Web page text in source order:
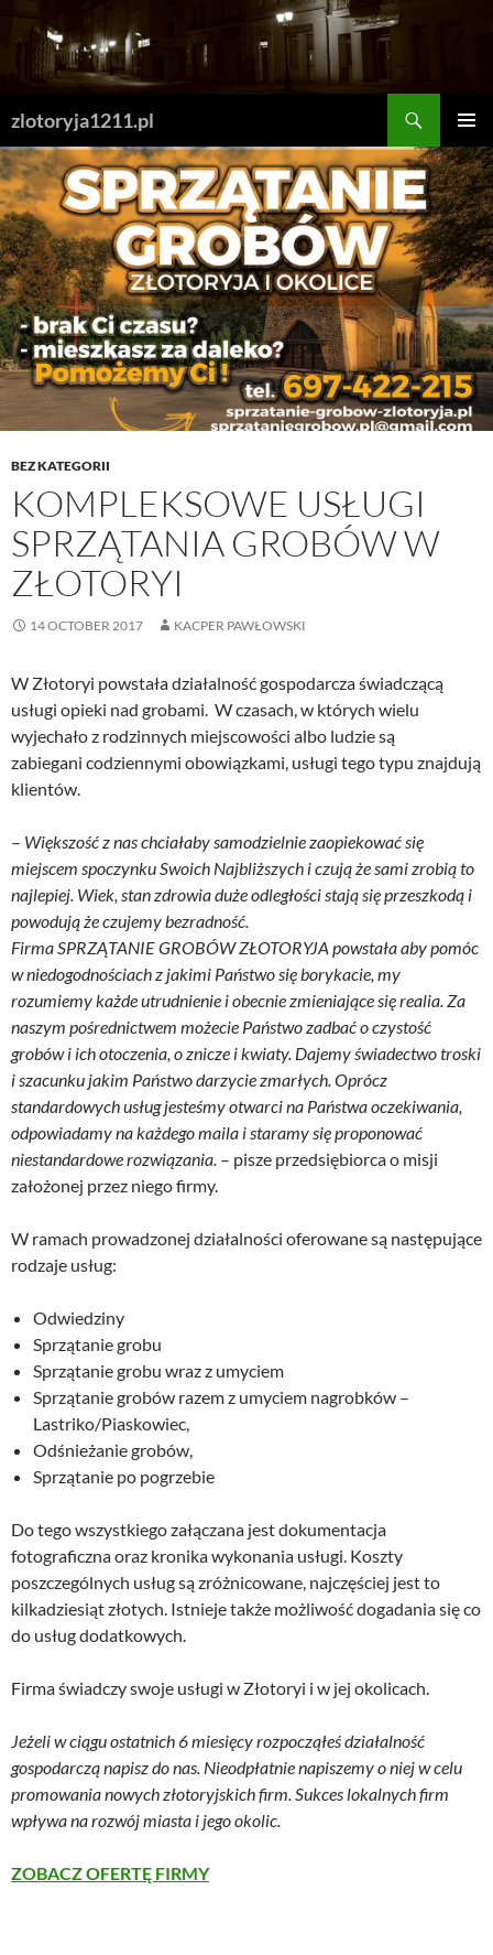
Skip
content
zlotoryja1211.pl
MENU
BEZ KATEGORII
KOMPLEKSOWE USŁUGI
SPRZĄTANIA GROBÓW W
ZŁOTORYI
14 OCTOBER 2017 KACPER PAWŁOWSKI
W Złotoryi powstała działalność gospodarcza świadczącą
usługi opieki nad grobami. W czasach, w których wielu
wyjechało z rodzinnych miejscowości albo ludzie są
zabiegani codziennymi obowiązkami, usługi tego typu znajdują
klientów.
– Większość z nas chciałaby samodzielnie zaopiekować się
miejscem spoczynku Swoich Najbliższych i czują że sami zrobią to
najlepiej. Wiek, stan zdrowia duże odległości stają się przeszkodą i
powodują że czujemy bezradność.
Firma SPRZĄTANIE GROBÓW ZŁOTORYJA powstała aby pomóc
w niedogodnościach z jakimi Państwo się borykacie, my
rozumiemy każde utrudnienie i obecnie zmieniające się realia. Za
naszym pośrednictwem możecie Państwo zadbać o czystość
grobów i ich otoczenia, o znicze i kwiaty. Dajemy świadectwo troski
i szacunku jakim Państwo darzycie zmarłych. Oprócz
standardowych usług jesteśmy otwarci na Państwa oczekiwania,
odpowiadamy na każdego maila i staramy się proponować
niestandardowe rozwiązania. – pisze przedsiębiorca o misji
założonej przez niego firmy.
W ramach prowadzonej działalności oferowane są następujące
rodzaje usług:
Odwiedziny
Sprzątanie grobu
Sprzątanie grobu wraz z umyciem
Sprzątanie grobów razem z umyciem nagrobków –
Lastriko/Piaskowiec,
Odśnieżanie grobów,
Sprzątanie po pogrzebie
Do tego wszystkiego załączana jest dokumentacja
fotograficzna oraz kronika wykonania usługi. Koszty
poszczególnych usług są zróżnicowane, najczęściej jest to
kilkadziesiąt złotych. Istnieje także możliwość dogadania się co
do usług dodatkowych.
Firma świadczy swoje usługi w Złotoryi i w jej okolicach.
Jeżeli w ciągu ostatnich 6 miesięcy rozpocząłeś działalność
gospodarczą napisz do nas. Nieodpłatnie napiszemy o niej w celu
promowania nowych złotoryjskich firm. Sukces lokalnych firm
wpływa na rozwój miasta i jego okolic.
ZOBACZ OFERTĘ FIRMY